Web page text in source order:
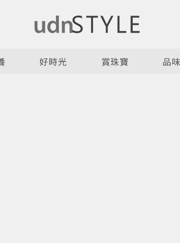
好時光 賞珠寶 品